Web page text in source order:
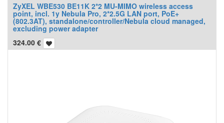
ZyXEL WBE530 BE11K 2*2 MU-MIMO wireless access
point, incl. 1y Nebula Pro, 2*2.5G LAN port, PoE+
(802.3AT), standalone/controller/Nebula cloud managed,
excluding power adapter
324.00 €